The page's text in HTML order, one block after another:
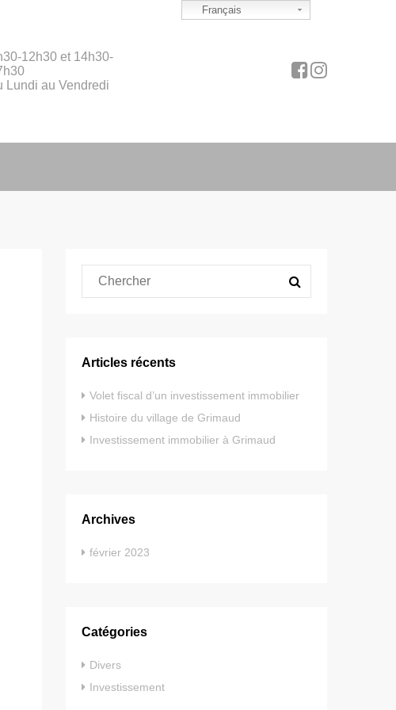
12h30 et 14h30-
Lundi au Vendredi
Articles récents
Volet fiscal d’un investissement immobilier
Histoire du village de Grimaud
Investissement immobilier à Grimaud
Archives
février 2023
Catégories
Divers
Investissement
Français